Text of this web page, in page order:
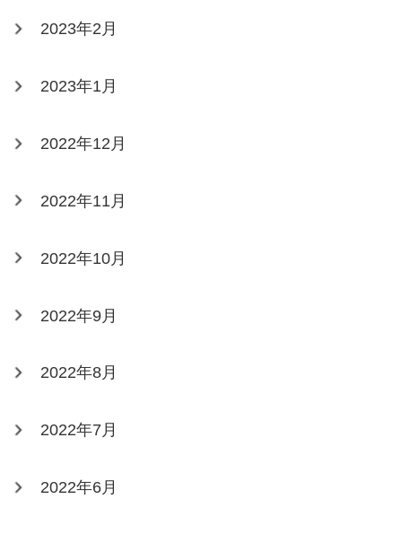
2023年2月
2023年1月
2022年12月
2022年11月
2022年10月
2022年9月
2022年8月
2022年7月
2022年6月